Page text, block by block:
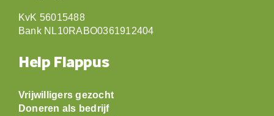
KvK 56015488
Bank NL10RABO0361912404
Help Flappus
Vrijwilligers gezocht
Doneren als bedrijf